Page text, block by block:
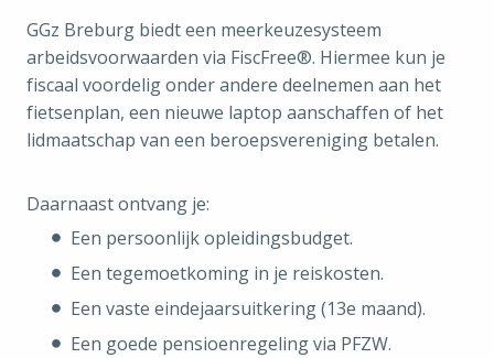
GGz Breburg biedt een meerkeuzesysteem
arbeidsvoorwaarden via FiscFree®. Hiermee kun je
fiscaal voordelig onder andere deelnemen aan het
fietsenplan, een nieuwe laptop aanschaffen of het
lidmaatschap van een beroepsvereniging betalen.
Daarnaast ontvang je:
Een persoonlijk opleidingsbudget.
Een tegemoetkoming in je reiskosten.
Een vaste eindejaarsuitkering (13e maand).
Een goede pensioenregeling via PFZW.